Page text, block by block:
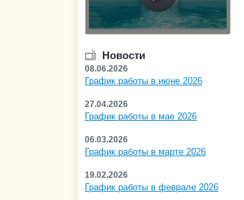
Новости
08.06.2026
График работы в июне 2026
27.04.2026
График работы в мае 2026
06.03.2026
График работы в марте 2026
19.02.2026
График работы в феврале 2026